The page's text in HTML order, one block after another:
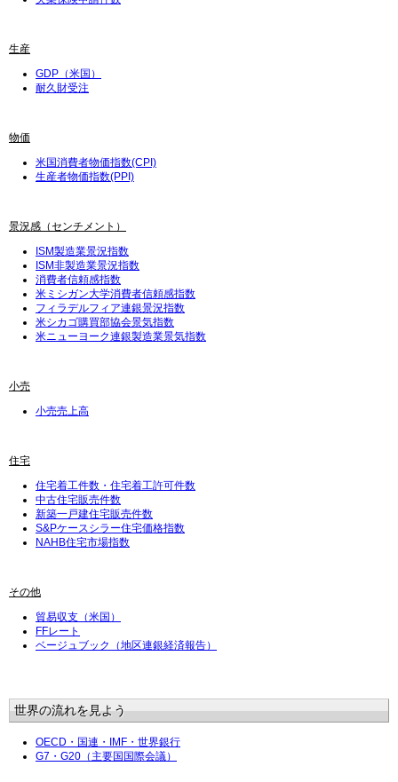
生産
GDP（米国）
耐久財受注
物価
米国消費者物価指数(CPI)
生産者物価指数(PPI)
景況感（センチメント）
ISM製造業景況指数
ISM非製造業景況指数
消費者信頼感指数
米ミシガン大学消費者信頼感指数
フィラデルフィア連銀景況指数
米シカゴ購買部協会景気指数
米ニューヨーク連銀製造業景気指数
小売
小売売上高
住宅
住宅着工件数・住宅着工許可件数
中古住宅販売件数
新築一戸建住宅販売件数
S&Pケースシラー住宅価格指数
NAHB住宅市場指数
その他
貿易収支（米国）
FFレート
ベージュブック（地区連銀経済報告）
世界の流れを見よう
OECD・国連・IMF・世界銀行
G7・G20（主要国国際会議）